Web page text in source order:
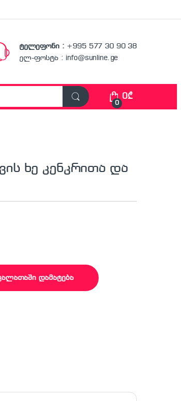
ტელეფონი : +995 577 30 90 38
ელ-ფოსტა : info@sunline.ge
0
0₾
ხე კენკრითა და
და გირჩით quantity
დამატება